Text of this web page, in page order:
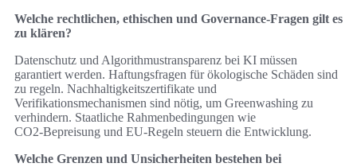
Welche rechtlichen, ethischen und Governance‑Fragen gilt es
zu klären?
Datenschutz und Algorithmustransparenz bei KI müssen
garantiert werden. Haftungsfragen für ökologische Schäden sind
zu regeln. Nachhaltigkeitszertifikate und
Verifikationsmechanismen sind nötig, um Greenwashing zu
verhindern. Staatliche Rahmenbedingungen wie
CO2‑Bepreisung und EU‑Regeln steuern die Entwicklung.
Welche Grenzen und Unsicherheiten bestehen bei